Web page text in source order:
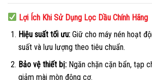
Lợi Ích Khi Sử Dụng Lọc Dầu Chính Hãng
Hiệu suất tối ưu:Giữ cho máy nén hoạt
suất và lưu lượng theo tiêu chuẩn.
Bảo vệ thiết bị:Ngăn chặn cặn bẩn, tạp
giảm mài mòn động cơ.